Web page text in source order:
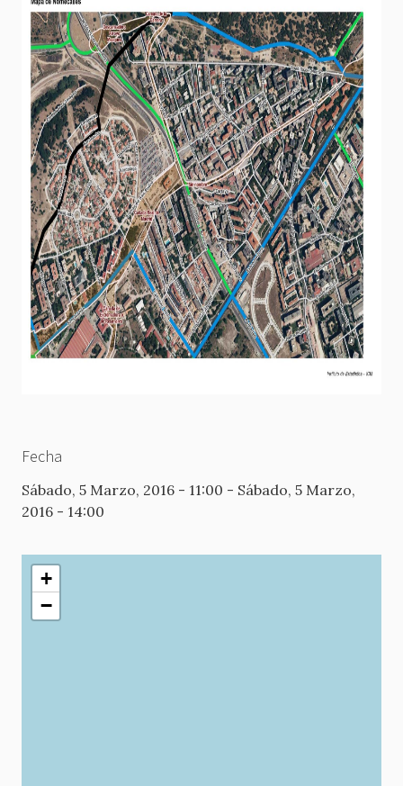
Fecha
Sábado, 5 Marzo, 2016 - 11:00 - Sábado, 5 Marzo,
2016 - 14:00
+
−